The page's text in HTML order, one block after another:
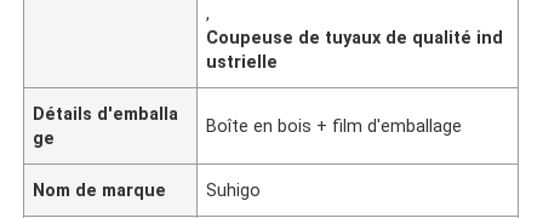
,
Coupeuse de tuyaux de qualité ind
ustrielle
Détails d'emballa
ge
Boîte en bois + film d'emballage
Nom de marque Suhigo